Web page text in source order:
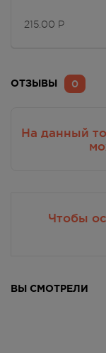
влажные
215.00 Р
0
ОТЗЫВЫ
Чтобы
На данный
ВЫ СМОТРЕЛИ